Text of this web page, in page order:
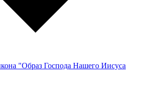
"Образ Господа Нашего Иисуса